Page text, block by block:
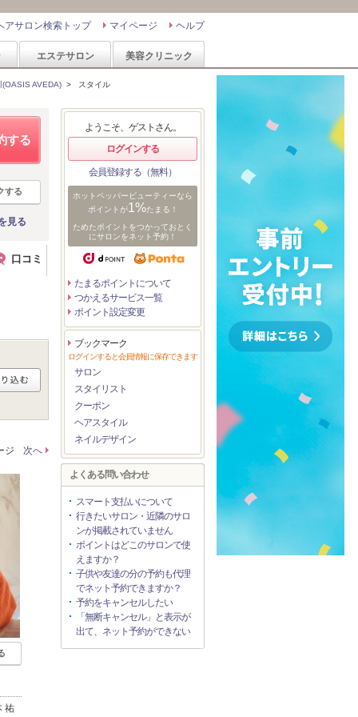
ヘルプ
マイページ
アサロン検索トップ
エステサロン 美容クリニック
AVEDA) > スタイル
する
する
見る
口コミ
ジ 次へ
祐
ようこそ、ゲストさん。
ログインする
会員登録する（無料）
ホットペッパービューティーなら
ポイントが1%たまる！
ためたポイントをつかっておとく
にサロンをネット予約！
たまるポイントについて
つかえるサービス一覧
ポイント設定変更
ブックマーク
ログインすると会員情報に保存できます
サロン
スタイリスト
クーポン
ヘアスタイル
ネイルデザイン
よくある問い合わせ
スマート支払いについて
行きたいサロン・近隣のサロ
ンが掲載されていません
ポイントはどこのサロンで使
えますか？
子供や友達の分の予約も代理
でネット予約できますか？
予約をキャンセルしたい
「無断キャンセル」と表示が
出て、ネット予約ができない